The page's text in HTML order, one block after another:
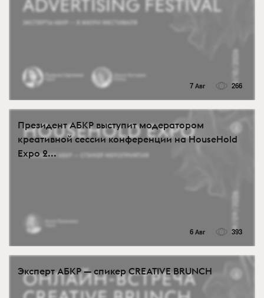
7 Авг 266
Президент АБКР выступит модератором
креативной сессии конференции на HouseHold
Expo 2...
6 Авг 393
Эксперт АБКР — спикер CREATIVE BRUNCH